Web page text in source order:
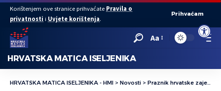
Open
Korištenjem ove stranice prihvaćate Pravila o
privatnosti i Uvjete korištenja.
Prihvaćam
Aa
HRVATSKA MATICA ISELJENIKA
HRVATSKA MATICA ISELJENIKA - HMI > Novosti > Praznik hrvatske zajednice